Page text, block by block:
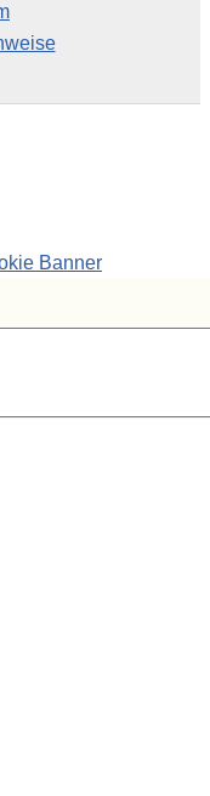
Banner